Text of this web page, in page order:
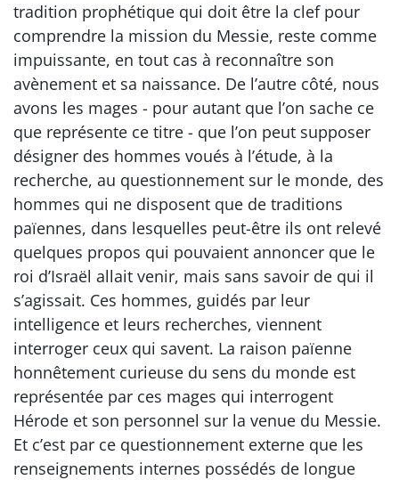
tradition prophétique qui doit être la clef pour
comprendre la mission du Messie, reste comme
impuissante, en tout cas à reconnaître son
avènement et sa naissance. De l’autre côté, nous
avons les mages - pour autant que l’on sache ce
que représente ce titre - que l’on peut supposer
désigner des hommes voués à l’étude, à la
recherche, au questionnement sur le monde, des
hommes qui ne disposent que de traditions
païennes, dans lesquelles peut-être ils ont relevé
quelques propos qui pouvaient annoncer que le
roi d’Israël allait venir, mais sans savoir de qui il
s’agissait. Ces hommes, guidés par leur
intelligence et leurs recherches, viennent
interroger ceux qui savent. La raison païenne
honnêtement curieuse du sens du monde est
représentée par ces mages qui interrogent
Hérode et son personnel sur la venue du Messie.
Et c’est par ce questionnement externe que les
renseignements internes possédés de longue